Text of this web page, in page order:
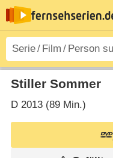
Stiller Sommer
D2013 (89 Min.)